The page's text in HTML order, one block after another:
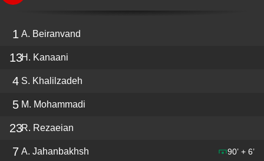
1 A. Beiranvand
13H. Kanaani
4 S. Khalilzadeh
5 M. Mohammadi
23R. Rezaeian
7 A. Jahanbakhsh 90’ + 6’